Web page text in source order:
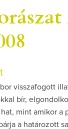
visszafogott
bír,
mint amikor a
a határozott